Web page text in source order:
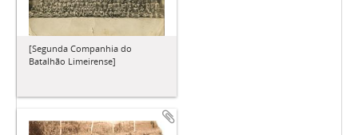
[Segunda Companhia do
Batalhão Limeirense]